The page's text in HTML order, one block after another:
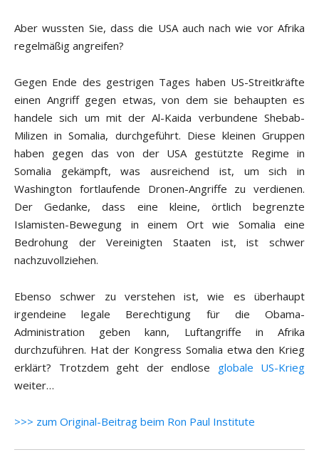
Aber wussten Sie, dass die USA auch nach wie vor Afrika
regelmäßig angreifen?
Gegen Ende des gestrigen Tages haben US-Streitkräfte
einen Angriff gegen etwas, von dem sie behaupten es
handele sich um mit der Al-Kaida verbundene Shebab-
Milizen in Somalia, durchgeführt. Diese kleinen Gruppen
haben gegen das von der USA gestützte Regime in
Somalia gekämpft, was ausreichend ist, um sich in
Washington fortlaufende Dronen-Angriffe zu verdienen.
Der Gedanke, dass eine kleine, örtlich begrenzte
Islamisten-Bewegung in einem Ort wie Somalia eine
Bedrohung der Vereinigten Staaten ist, ist schwer
nachzuvollziehen.
Ebenso schwer zu verstehen ist, wie es überhaupt
irgendeine legale Berechtigung für die Obama-
Administration geben kann, Luftangriffe in Afrika
durchzuführen. Hat der Kongress Somalia etwa den Krieg
erklärt? Trotzdem geht der endlose globale US-Krieg
weiter…
>>> zum Original-Beitrag beim Ron Paul Institute